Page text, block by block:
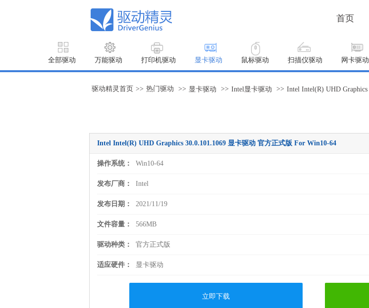
首页
全部驱动 万能驱动 打印机驱动 显卡驱动 鼠标驱动 扫描仪驱动 网卡驱动
驱动精灵首页 >> 热门驱动 >> 显卡驱动 >> Intel显卡驱动 >>
Intel Intel(R) UHD Graphics 30.0.101.1069 显卡驱动 官方正式版 For Win10-64
操作系统： Win10-64
发布厂商： Intel
发布日期： 2021/11/19
文件容量： 566MB
驱动种类： 官方正式版
适应硬件： 显卡驱动
立即下载